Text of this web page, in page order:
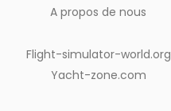
A propos de nous
Flight-simulator-world.org
Yacht-zone.com